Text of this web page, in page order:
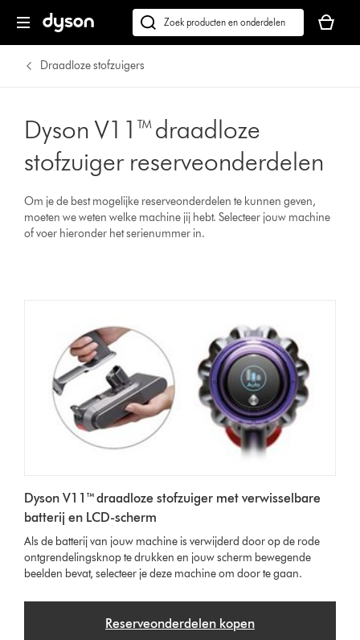
Zoek
op
dyson.nl
is
Draadloze stofzuigers
Dyson V11™ draadloze
stofzuiger reserveonderdelen
Om je de best mogelijke reserveonderdelen te kunnen geven,
moeten we weten welke machine jij hebt. Selecteer jouw machine
of voer hieronder het serienummer in.
Dyson V11™ draadloze stofzuiger met verwisselbare
batterij en LCD-scherm
Als de batterij van jouw machine is verwijderd door op de rode
ontgrendelingsknop te drukken en jouw scherm bewegende
beelden bevat, selecteer je deze machine om door te gaan.
Reserveonderdelen kopen